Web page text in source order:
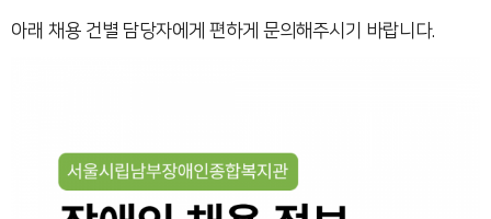
아래 채용 건별 담당자에게 편하게 문의해주시기 바랍니다.